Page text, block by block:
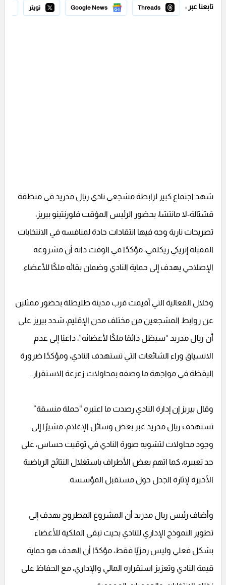
تابعنا عبر : Threads
Google News تويتر
شهد اجتماع كبير لرابطة مشجعي نادي ريال مدريد في منطقة
قشتالة-لا مانتشا، بحضور الرئيس المؤقت فلورنتينو بيريز،
تصريحات نارية وجه فيها انتقادات حادة لمنافسه في الانتخابات
المقبلة إنريكي ريكلمي، مؤكدًا في الوقت ذاته أن مشروعه
الإصلاحي يهدف إلى حماية النادي وضمان بقائه ملكًا للأعضاء.
وخلال الفعالية التي أقيمت قرب مدينة طليطلة بحضور ممثلين
عن روابط المشجعين من مختلف مدن الإقليم، شدد بيريز على
أن ريال مدريد “سيظل دائمًا ملكًا لأعضائه”، داعيًا إلى عدم
الانسياق وراء الشائعات التي تستهدف النادي، ومؤكدًا ضرورة
اليقظة في مواجهة ما وصفه بمحاولات زعزعة الاستقرار.
وقال بيريز إن إدارة النادي رصدت ما اعتبره “حملة منسقة”
تستهدف ريال مدريد عبر بعض وسائل الإعلام، مشيرًا إلى
وجود محاولات لتشويه صورة النادي في توقيت حساس، على
حد تعبيره، كما اتهم بعض الأطراف باستغلال النتائج الرياضية
الأخيرة لإثارة الجدل حول مستقبل المؤسسة.
وأضاف رئيس ريال مدريد أن المشروع المطروح يهدف إلى
تطوير النموذج الإداري للنادي بحيث تبقى الملكية للأعضاء
بشكل فعلي وليس رمزيًا فقط، مؤكدًا أن الهدف هو حماية
قيمة النادي وتعزيز استقراره المالي والإداري، مع الحفاظ على